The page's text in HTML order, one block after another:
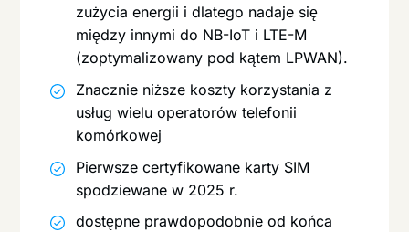
zużycia energii i dlatego nadaje się
między innymi do NB-IoT i LTE-M
(zoptymalizowany pod kątem LPWAN).
Znacznie niższe koszty korzystania z
usług wielu operatorów telefonii
komórkowej
Pierwsze certyfikowane karty SIM
spodziewane w 2025 r.
dostępne prawdopodobnie od końca